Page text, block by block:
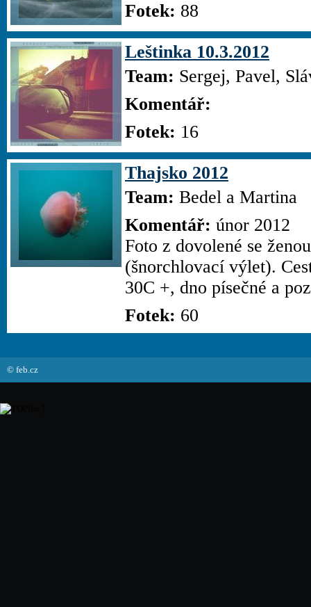
Fotek: 88
Leštinka 10.3.2012
Team: Sergej, Pavel,
Komentář:
Fotek: 16
Thajsko 2012
Team: Bedel a Martina
Komentář: únor 2012
Foto z dovolené se
(šnorchlovací výlet).
30C +, dno písečné a
Fotek: 60
© feb.cz